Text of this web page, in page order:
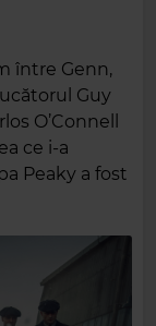
între Genn,
Guy
O’Connell
ce i‑a
Peaky a fost